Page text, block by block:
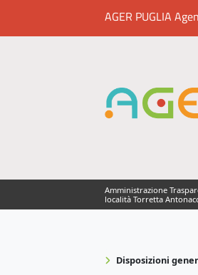
AGER PUGLIA
Amministrazione
località Torretta
Disposizioni